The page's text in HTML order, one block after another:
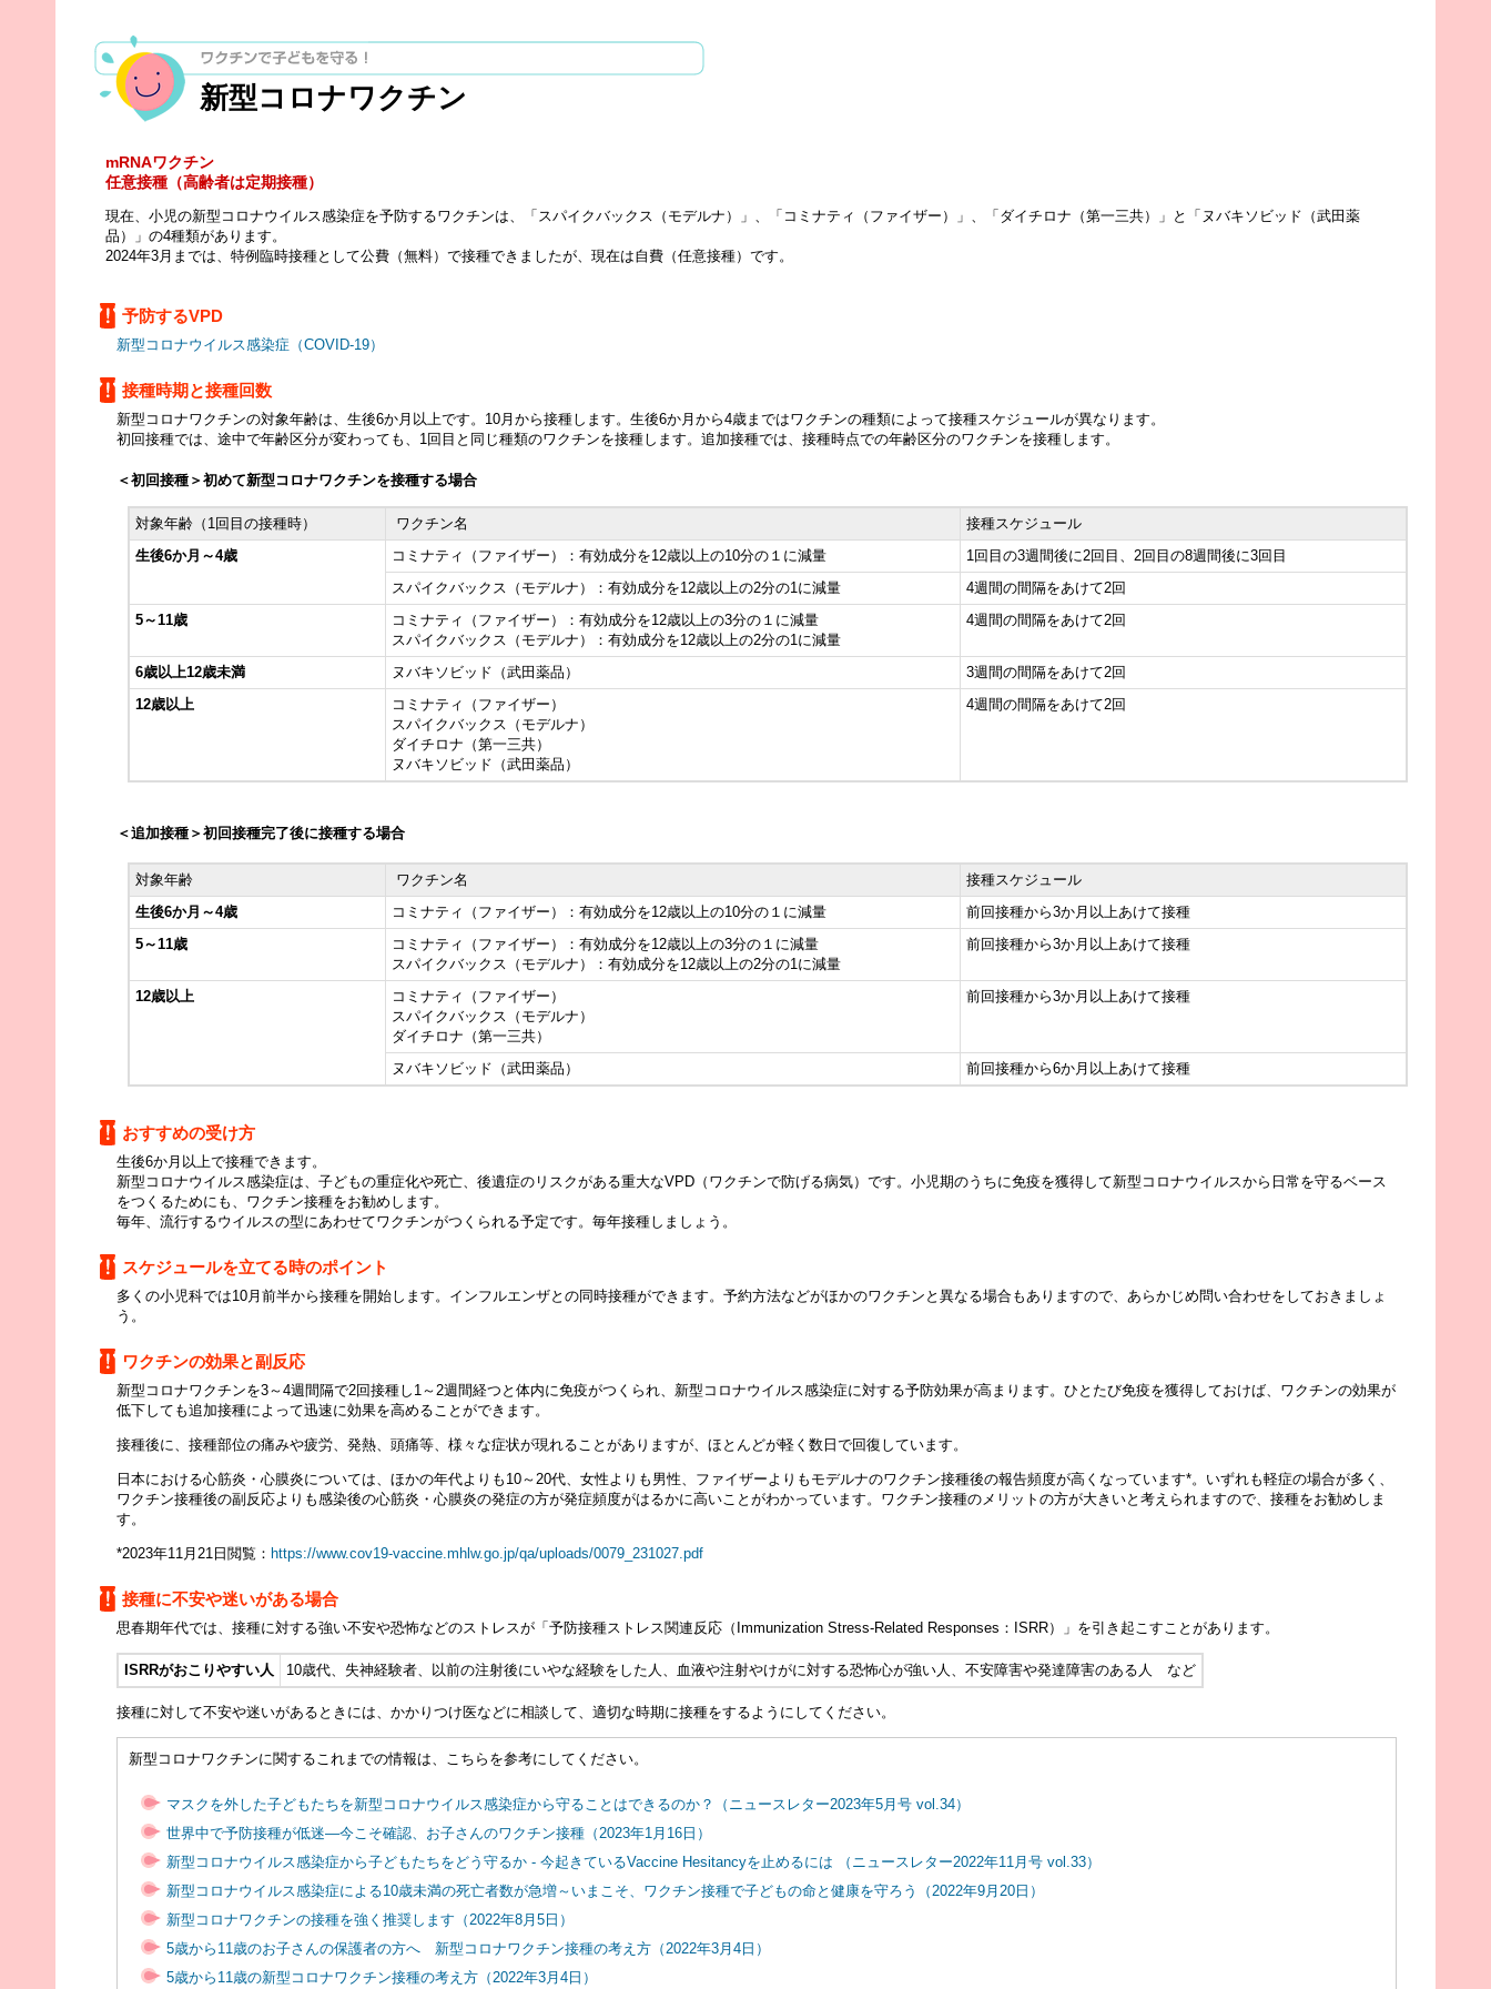
新型コロナワクチン
mRNAワクチン
任意接種（高齢者は定期接種）
現在、小児の新型コロナウイルス感染症を予防するワクチンは、「スパイクバックス（モデルナ）」、「コミナティ（ファイザー）」、「ダイチロナ（第一三共）」と「ヌバキソビッド（武田薬
品）」の4種類があります。
2024年3月までは、特例臨時接種として公費（無料）で接種できましたが、現在は自費（任意接種）です。
予防するVPD
新型コロナウイルス感染症（COVID-19）
接種時期と接種回数
新型コロナワクチンの対象年齢は、生後6か月以上です。10月から接種します。生後6か月から4歳まではワクチンの種類によって接種スケジュールが異なります。
初回接種では、途中で年齢区分が変わっても、1回目と同じ種類のワクチンを接種します。追加接種では、接種時点での年齢区分のワクチンを接種します。
＜初回接種＞初めて新型コロナワクチンを接種する場合
対象年齢（1回目の接種時） ワクチン名
接種スケジュール
生後6か月～4歳
コミナティ（ファイザー）：有効成分を12歳以上の10分の１に減量
1回目の3週間後に2回目、2回目の8週間後に3回目
スパイクバックス（モデルナ）：有効成分を12歳以上の2分の1に減量
4週間の間隔をあけて2回
5～11歳
コミナティ（ファイザー）：有効成分を12歳以上の3分の１に減量
スパイクバックス（モデルナ）：有効成分を12歳以上の2分の1に減量
4週間の間隔をあけて2回
6歳以上12歳未満 ヌバキソビッド（武田薬品）
3週間の間隔をあけて2回
12歳以上
コミナティ（ファイザー）
スパイクバックス（モデルナ）
ダイチロナ（第一三共）
ヌバキソビッド（武田薬品）
4週間の間隔をあけて2回
＜追加接種＞初回接種完了後に接種する場合
対象年齢 ワクチン名
接種スケジュール
生後6か月～4歳
コミナティ（ファイザー）：有効成分を12歳以上の10分の１に減量
前回接種から3か月以上あけて接種
5～11歳
コミナティ（ファイザー）：有効成分を12歳以上の3分の１に減量
スパイクバックス（モデルナ）：有効成分を12歳以上の2分の1に減量
前回接種から3か月以上あけて接種
12歳以上
コミナティ（ファイザー）
スパイクバックス（モデルナ）
ダイチロナ（第一三共）
前回接種から3か月以上あけて接種
ヌバキソビッド（武田薬品） 前回接種から6か月以上あけて接種
おすすめの受け方
生後6か月以上で接種できます。
新型コロナウイルス感染症は、子どもの重症化や死亡、後遺症のリスクがある重大なVPD（ワクチンで防げる病気）です。小児期のうちに免疫を獲得して新型コロナウイルスから日常を守るベース
をつくるためにも、ワクチン接種をお勧めします。
毎年、流行するウイルスの型にあわせてワクチンがつくられる予定です。毎年接種しましょう。
スケジュールを立てる時のポイント
多くの小児科では10月前半から接種を開始します。インフルエンザとの同時接種ができます。予約方法などがほかのワクチンと異なる場合もありますので、あらかじめ問い合わせをしておきましょ
う。
ワクチンの効果と副反応
新型コロナワクチンを3～4週間隔で2回接種し1～2週間経つと体内に免疫がつくられ、新型コロナウイルス感染症に対する予防効果が高まります。ひとたび免疫を獲得しておけば、ワクチンの効果が
低下しても追加接種によって迅速に効果を高めることができます。
接種後に、接種部位の痛みや疲労、発熱、頭痛等、様々な症状が現れることがありますが、ほとんどが軽く数日で回復しています。
日本における心筋炎・心膜炎については、ほかの年代よりも10～20代、女性よりも男性、ファイザーよりもモデルナのワクチン接種後の報告頻度が高くなっています*。いずれも軽症の場合が多く、
ワクチン接種後の副反応よりも感染後の心筋炎・心膜炎の発症の方が発症頻度がはるかに高いことがわかっています。ワクチン接種のメリットの方が大きいと考えられますので、接種をお勧めしま
す。
*2023年11月21日閲覧： https://www.cov19-vaccine.mhlw.go.jp/qa/uploads/0079_231027.pdf
接種に不安や迷いがある場合
思春期年代では、接種に対する強い不安や恐怖などのストレスが「予防接種ストレス関連反応（Immunization Stress-Related Responses：ISRR）」を引き起こすことがあります。
ISRRがおこりやすい人 10歳代、失神経験者、以前の注射後にいやな経験をした人、血液や注射やけがに対する恐怖心が強い人、不安障害や発達障害のある人 など
接種に対して不安や迷いがあるときには、かかりつけ医などに相談して、適切な時期に接種をするようにしてください。
新型コロナワクチンに関するこれまでの情報は、こちらを参考にしてください。
マスクを外した子どもたちを新型コロナウイルス感染症から守ることはできるのか？（ニュースレター2023年5月号 vol.34）
世界中で予防接種が低迷―今こそ確認、お子さんのワクチン接種（2023年1月16日）
新型コロナウイルス感染症から子どもたちをどう守るか - 今起きているVaccine Hesitancyを止めるには （ニュースレター2022年11月号 vol.33）
新型コロナウイルス感染症による10歳未満の死亡者数が急増～いまこそ、ワクチン接種で子どもの命と健康を守ろう（2022年9月20日）
新型コロナワクチンの接種を強く推奨します（2022年8月5日）
5歳から11歳のお子さんの保護者の方へ 新型コロナワクチン接種の考え方（2022年3月4日）
5歳から11歳の新型コロナワクチン接種の考え方（2022年3月4日）